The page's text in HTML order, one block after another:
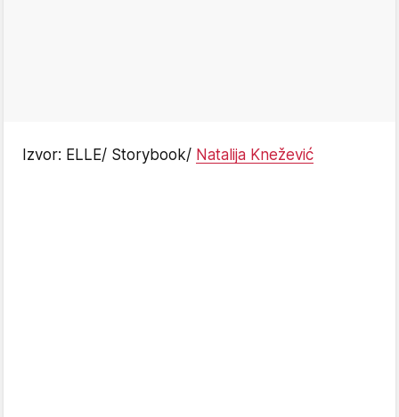
Izvor: ELLE/ Storybook/ Natalija Knežević